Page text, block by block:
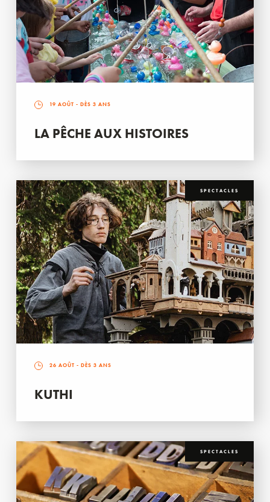
19 AOÛT - DÈS 3 ANS
LA PÊCHE AUX HISTOIRES
SPECTACLES
26 AOÛT - DÈS 3 ANS
KUTHI
SPECTACLES